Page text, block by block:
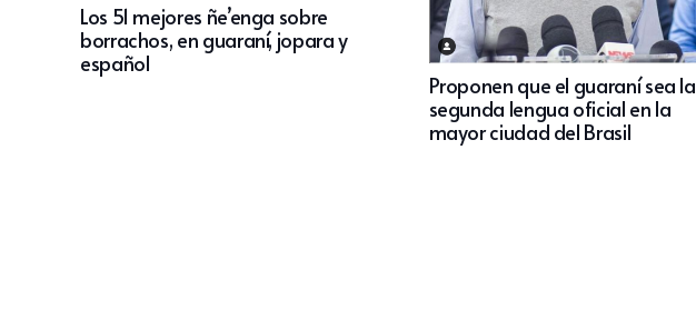
Los 51 mejores ñe’enga sobre
borrachos, en guaraní, jopara y
español
Proponen que el guaraní sea la
segunda lengua oficial en la
mayor ciudad del Brasil